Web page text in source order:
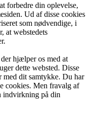
forbedre din oplevelse,
Ud af disse cookies
som nødvendige, i
at webstedets
hjælper os med at
dette websted. Disse
med dit samtykke. Du har
cookies. Men fravalg af
indvirkning på din